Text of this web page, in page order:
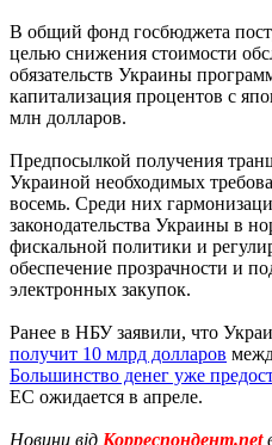
В общий фонд госбюджета
целью снижения стоимости
обязательств Украины
капитализация процентов с
млн долларов.
Предпосылкой получения
Украиной необходимых
восемь. Среди них
законодательства Украины в
фискальной политики и
обеспечение прозрачности и
электронных закупок.
Ранее в НБУ заявили, что
получит 10 млрд долларов
Большинство денег уже
ЕС ожидается в апреле.
Новини від Корреспондент.net